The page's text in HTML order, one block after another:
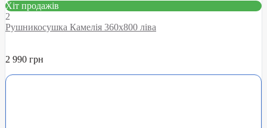
Хіт продажів
2
Рушникосушка Камелія 360х800 ліва
2 990 грн